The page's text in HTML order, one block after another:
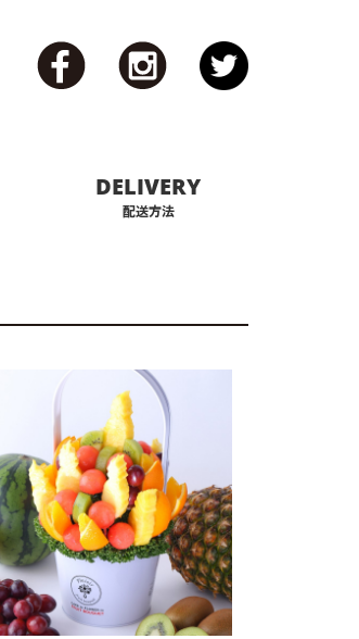
DELIVERY
配送方法